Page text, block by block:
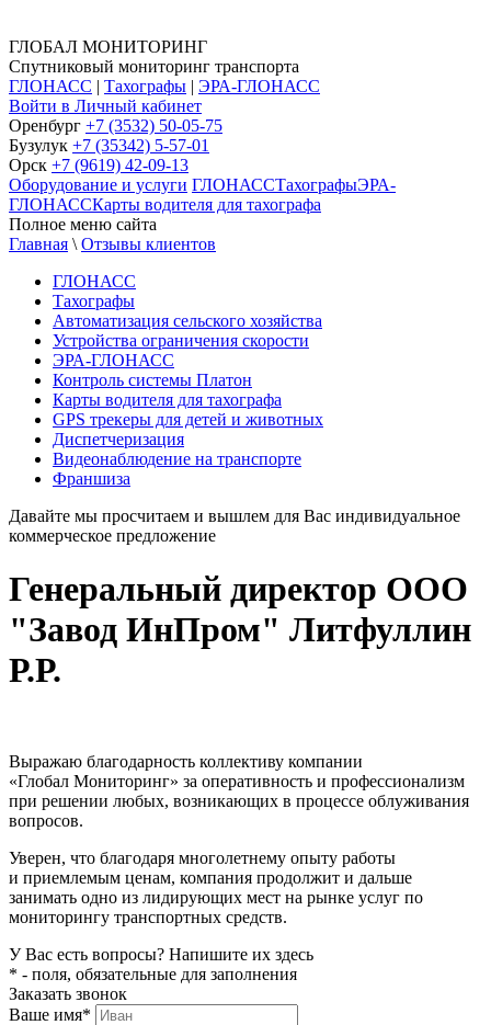
ГЛОБАЛ МОНИТОРИНГ
Спутниковый мониторинг транспорта
ГЛОНАСС | Тахографы | ЭРА-ГЛОНАСС
Войти в Личный кабинет
Оренбург +7 (3532) 50-05-75
Бузулук +7 (35342) 5-57-01
Орск +7 (9619) 42-09-13
Оборудование и услуги ГЛОНАССТахографыЭРА-
ГЛОНАССКарты водителя для тахографа
Полное меню сайта
Главная \ Отзывы клиентов
ГЛОНАСС
Тахографы
Автоматизация сельского хозяйства
Устройства ограничения скорости
ЭРА-ГЛОНАСС
Контроль системы Платон
Карты водителя для тахографа
GPS трекеры для детей и животных
Диспетчеризация
Видеонаблюдение на транспорте
Франшиза
Давайте мы просчитаем и вышлем для Вас индивидуальное
коммерческое предложение
Генеральный директор ООО
"Завод ИнПром" Литфуллин
Р.Р.
Выражаю благодарность коллективу компании
«Глобал Мониторинг» за оперативность и профессионализм
при решении любых, возникающих в процессе облуживания
вопросов.
Уверен, что благодаря многолетнему опыту работы
и приемлемым ценам, компания продолжит и дальше
занимать одно из лидирующих мест на рынке услуг по
мониторингу транспортных средств.
У Вас есть вопросы? Напишите их здесь
* - поля, обязательные для заполнения
Заказать звонок
Ваше имя*